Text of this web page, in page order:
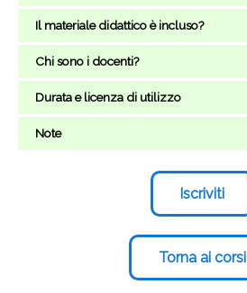
Il materiale didattico è incluso?
Chi sono i docenti?
Durata e licenza di utilizzo
Note
Iscriviti
Torna ai corsi